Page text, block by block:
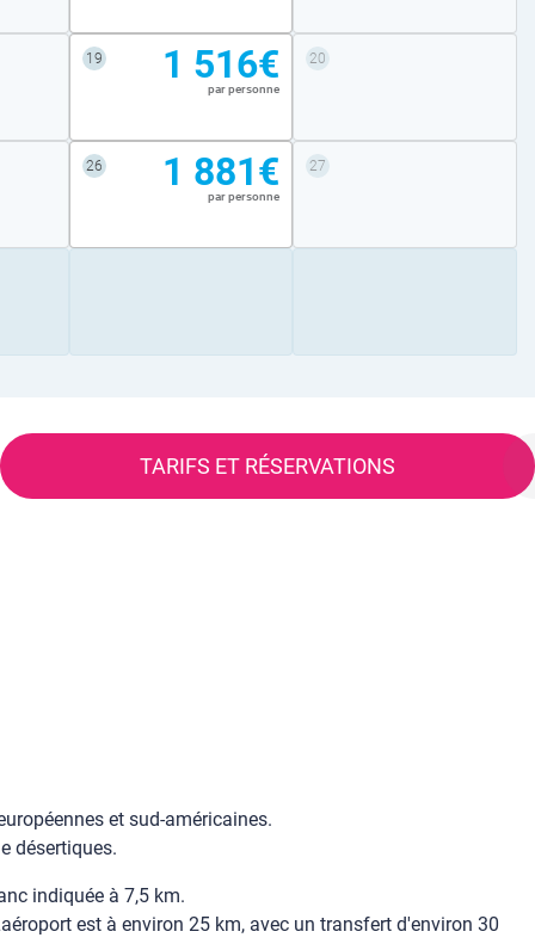
19 1 516€
par personne
20
26 1 881€
par personne
27
TARIFS ET RÉSERVATIONS
et sud-américaines.
désertiques.
indiquée à 7,5 km.
est à environ 25 km, avec un transfert d'environ 30